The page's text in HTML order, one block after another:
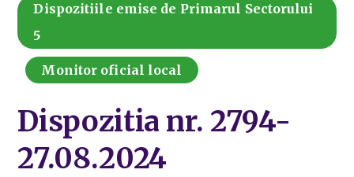
Dispozitiile emise de Primarul Sectorului
5
Monitor oficial local
Dispozitia nr. 2794-
27.08.2024